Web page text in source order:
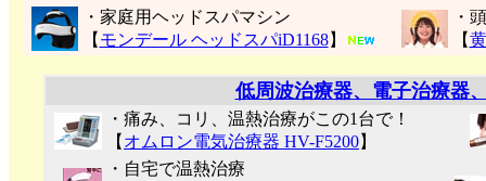
・家庭用ヘッドスパマシン
【 モンデール ヘッドスパiD1168】
・
【
低周波治療器、電子治療器
・痛み、コリ、温熱治療がこの1台で！
【 オムロン電気治療器 HV-F5200】
・自宅で温熱治療